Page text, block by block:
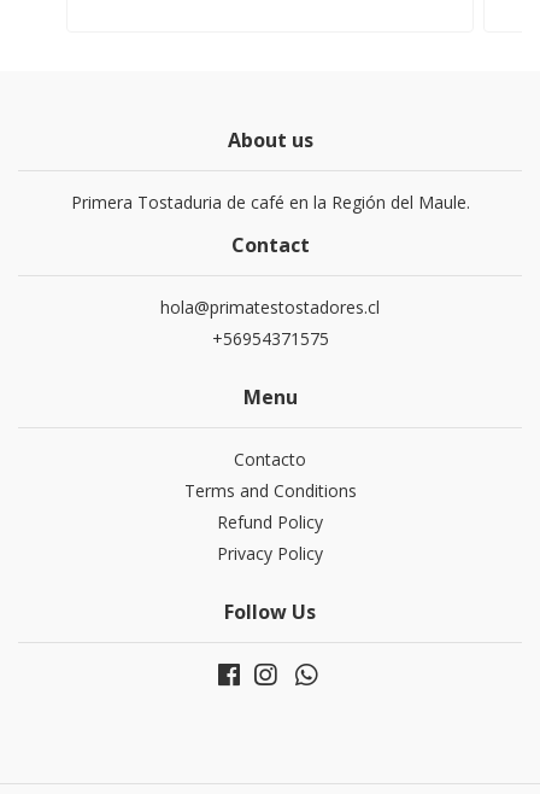
About us
Primera Tostaduria de café en la Región del Maule.
Contact
hola@primatestostadores.cl
+56954371575
Menu
Contacto
Terms and Conditions
Refund Policy
Privacy Policy
Follow Us